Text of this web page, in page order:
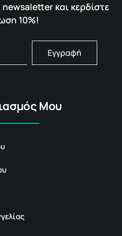
και κερδίστε
10%!
Εγγραφή
Μου